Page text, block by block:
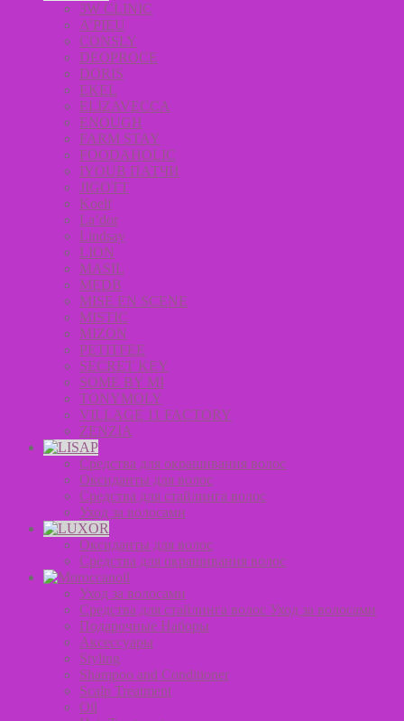
3W CLINIC
A’PIEU
CONSLY
DEOPROCE
DORIS
EKEL
ELIZAVECCA
ENOUGH
FARM STAY
FOODAHOLIC
IYOUB ПАТЧИ
JIGOTT
Koelf
La’dor
Lindsay
LION
MASIL
MEDB
MISE EN SCENE
MISTIC
MIZON
PETITFEE
SECRET KEY
SOME BY MI
TONYMOLY
VILLAGE 11 FACTORY
ZENZIA
Средства для окрашивания волос
Оксиданты для волос
Средства для стайлинга волос
Уход за волосами
Оксиданты для волос
Средства для окрашивания волос
Уход за волосами
Средства для стайлинга волос Уход за волосами
Подарочные Наборы
Аксессуары
Styling
Shampoo and Conditioner
Scalp Treatment
Oil